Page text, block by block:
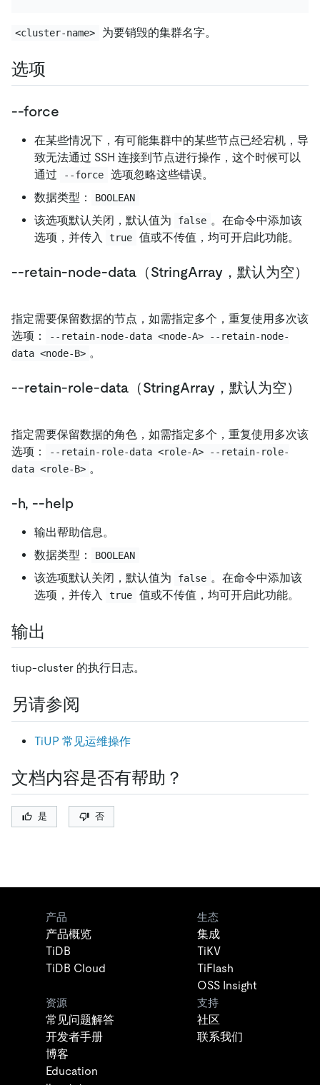
<cluster-name> 为要销毁的集群名字。
选项
--force
在某些情况下，有可能集群中的某些节点已经宕机，导
致无法通过 SSH 连接到节点进行操作，这个时候可以
通过
--force
选项忽略这些错误。
数据类型：
BOOLEAN
该选项默认关闭，默认值为 false 。在命令中添加该
选项，并传入
true 值或不传值，均可开启此功能。
--retain-node-data（StringArray，默认为空）
指定需要保留数据的节点，如需指定多个，重复使用多次该
选项：
--retain-node-data <node-A> --retain-node-
data <node-B> 。
--retain-role-data（StringArray，默认为空）
指定需要保留数据的角色，如需指定多个，重复使用多次该
选项：
--retain-role-data <role-A> --retain-role-
data <role-B> 。
-h, --help
输出帮助信息。
数据类型：
BOOLEAN
该选项默认关闭，默认值为 false 。在命令中添加该
选项，并传入
true 值或不传值，均可开启此功能。
输出
tiup-cluster 的执行日志。
另请参阅
TiUP 常见运维操作
文档内容是否有帮助？
是 否
产品
产品概览
TiDB
TiDB Cloud
生态
集成
TiKV
TiFlash
OSS Insight
资源
常见问题解答
开发者手册
博客
Education
支持
社区
联系我们